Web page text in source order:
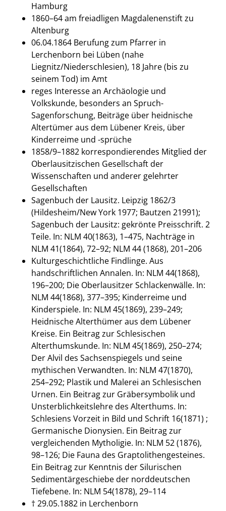
Hamburg
1860–64 am freiadligen Magdalenenstift zu
Altenburg
06.04.1864 Berufung zum Pfarrer in
Lerchenborn bei Lüben (nahe
Liegnitz/Niederschlesien), 18 Jahre (bis zu
seinem Tod) im Amt
reges Interesse an Archäologie und
Volkskunde, besonders an Spruch-
Sagenforschung, Beiträge über heidnische
Altertümer aus dem Lübener Kreis, über
Kinderreime und -sprüche
1858/9–1882 korrespondierendes Mitglied der
Oberlausitzischen Gesellschaft der
Wissenschaften und anderer gelehrter
Gesellschaften
Sagenbuch der Lausitz. Leipzig 1862/3
(Hildesheim/New York 1977; Bautzen 21991);
Sagenbuch der Lausitz: gekrönte Preisschrift. 2
Teile. In: NLM 40(1863), 1–475, Nachträge in
NLM 41(1864), 72–92; NLM 44 (1868), 201–206
Kulturgeschichtliche Findlinge. Aus
handschriftlichen Annalen. In: NLM 44(1868),
196–200; Die Oberlausitzer Schlackenwälle. In:
NLM 44(1868), 377–395; Kinderreime und
Kinderspiele. In: NLM 45(1869), 239–249;
Heidnische Alterthümer aus dem Lübener
Kreise. Ein Beitrag zur Schlesischen
Alterthumskunde. In: NLM 45(1869), 250–274;
Der Alvil des Sachsenspiegels und seine
mythischen Verwandten. In: NLM 47(1870),
254–292; Plastik und Malerei an Schlesischen
Urnen. Ein Beitrag zur Gräbersymbolik und
Unsterblichkeitslehre des Alterthums. In:
Schlesiens Vorzeit in Bild und Schrift 16(1871) ;
Germanische Dionysien. Ein Beitrag zur
vergleichenden Mytholigie. In: NLM 52 (1876),
98–126; Die Fauna des Graptolithengesteines.
Ein Beitrag zur Kenntnis der Silurischen
Sedimentärgeschiebe der norddeutschen
Tiefebene. In: NLM 54(1878), 29–114
† 29.05.1882 in Lerchenborn